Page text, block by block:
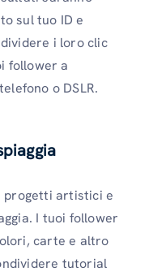
sul tuo ID e
i loro clic
follower a
o DSLR.
progetti artistici e
I tuoi follower
carte e altro
tutorial